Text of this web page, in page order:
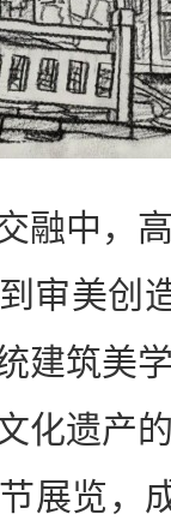
中，高
审美创
建筑美
化遗产
展览，